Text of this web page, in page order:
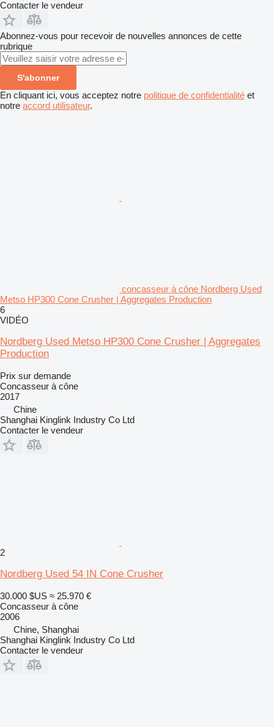
Contacter le vendeur
Abonnez-vous pour recevoir de nouvelles annonces de cette
rubrique
S'abonner
En cliquant ici, vous acceptez notre politique de confidentialité et
notre accord utilisateur.
concasseur à cône Nordberg Used
Metso HP300 Cone Crusher | Aggregates Production
6
VIDÉO
Nordberg Used Metso HP300 Cone Crusher | Aggregates
Production
Prix sur demande
Concasseur à cône
2017
Chine
Shanghai Kinglink Industry Co Ltd
Contacter le vendeur
2
Nordberg Used 54 IN Cone Crusher
30.000 $US ≈ 25.970 €
Concasseur à cône
2006
Chine, Shanghai
Shanghai Kinglink Industry Co Ltd
Contacter le vendeur